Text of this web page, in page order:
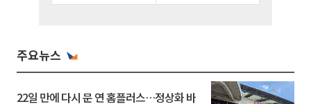
주요뉴스
22일 만에 다시 문 연 홈플러스…정상화 바